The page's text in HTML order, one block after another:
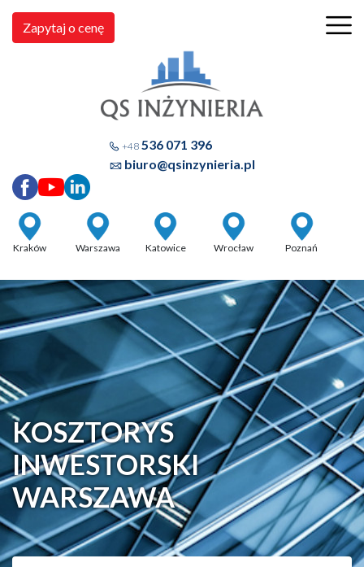
Kraków Warszawa Katowice Wrocław Poznań
+48536 071 396
biuro@qsinzynieria.pl
Zapytaj o cenę
KOSZTORYS
INWESTORSKI
WARSZAWA